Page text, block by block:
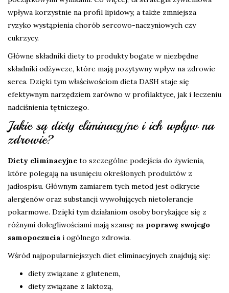
wpływa korzystnie na profil lipidowy, a także zmniejsza
ryzyko wystąpienia chorób sercowo-naczyniowych czy
cukrzycy.
Główne składniki diety to produkty bogate w niezbędne
składniki odżywcze, które mają pozytywny wpływ na zdrowie
serca. Dzięki tym właściwościom dieta DASH staje się
efektywnym narzędziem zarówno w profilaktyce, jak i leczeniu
nadciśnienia tętniczego.
Jakie są diety eliminacyjne i ich wpływ na
zdrowie?
Diety eliminacyjne to szczególne podejścia do żywienia,
które polegają na usunięciu określonych produktów z
jadłospisu. Głównym zamiarem tych metod jest odkrycie
alergenów oraz substancji wywołujących nietolerancje
pokarmowe. Dzięki tym działaniom osoby borykające się z
różnymi dolegliwościami mają szansę na poprawę swojego
samopoczucia i ogólnego zdrowia.
Wśród najpopularniejszych diet eliminacyjnych znajdują się:
diety związane z glutenem,
diety związane z laktozą,